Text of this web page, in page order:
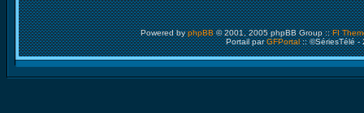
Powered byphpBB© 2001, 2005 phpBB Group ::FI
Portail parGFPortal:: ©SériesTélé -